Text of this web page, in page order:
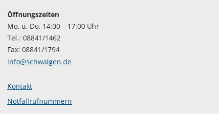
Öffnungszeiten
Mo. u. Do. 14:00 – 17:00 Uhr
Tel.: 08841/1462
Fax: 08841/1794
info@schwaigen.de
Kontakt
Notfallrufnummern